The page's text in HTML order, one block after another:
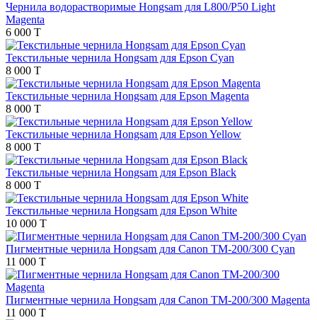
Чернила водорастворимые Hongsam для L800/P50 Light
Magenta
6 000 T
Текстильные чернила Hongsam для Epson Cyan
8 000 T
Текстильные чернила Hongsam для Epson Magenta
8 000 T
Текстильные чернила Hongsam для Epson Yellow
8 000 T
Текстильные чернила Hongsam для Epson Black
8 000 T
Текстильные чернила Hongsam для Epson White
10 000 T
Пигментные чернила Hongsam для Canon TM-200/300 Cyan
11 000 T
Пигментные чернила Hongsam для Canon TM-200/300 Magenta
11 000 T